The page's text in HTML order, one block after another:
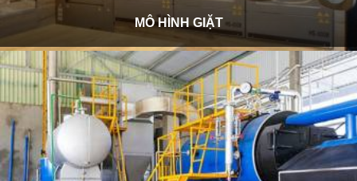
MÔ HÌNH GIẶT